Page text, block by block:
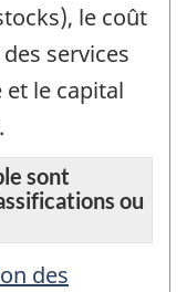
le coût
services
le capital
sont
ou
des